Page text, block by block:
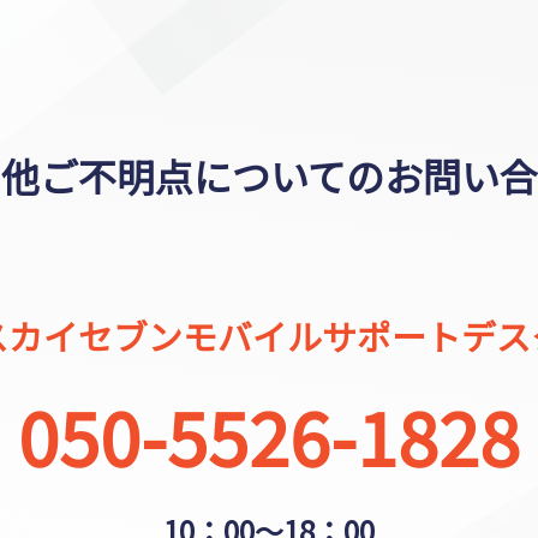
ご不明点についてのお問い
イセブンモバイルサポートデ
050-5526-1828